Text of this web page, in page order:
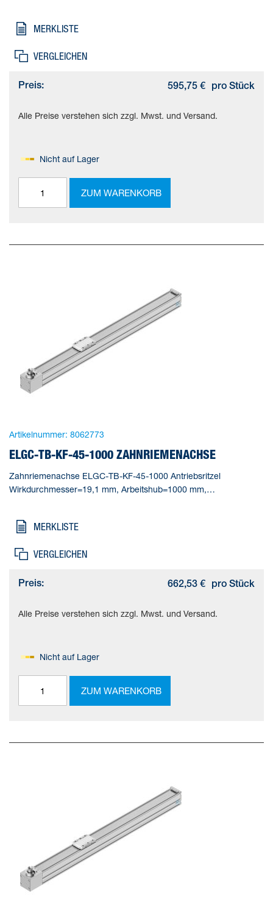
MERKLISTE
VERGLEICHEN
Preis: 595,75 € pro Stück
Alle Preise verstehen sich zzgl. Mwst. und Versand.
Nicht auf Lager
ZUM WARENKORB
Artikelnummer: 8062773
ELGC-TB-KF-45-1000 ZAHNRIEMENACHSE
Zahnriemenachse ELGC-TB-KF-45-1000 Antriebsritzel
Wirkdurchmesser=19,1 mm, Arbeitshub=1000 mm,
MERKLISTE
VERGLEICHEN
Preis: 662,53 € pro Stück
Alle Preise verstehen sich zzgl. Mwst. und Versand.
Nicht auf Lager
ZUM WARENKORB